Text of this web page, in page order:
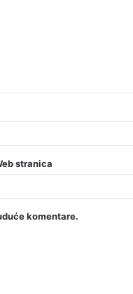
stranica
komentare.